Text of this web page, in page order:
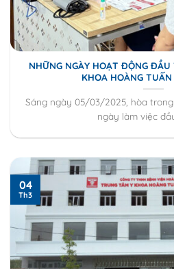
NHỮNG NGÀY HOẠT ĐỘNG
KHOA HOÀNG
Sáng ngày 05/03/2025, hòa
ngày làm việc
04
Th3